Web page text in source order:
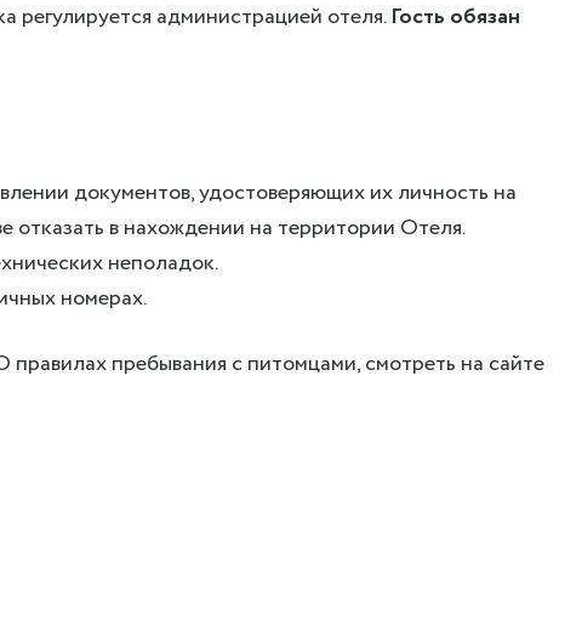
регулируется администрацией отеля.Гость обязан
документов, удостоверяющих их личность на
отказать в нахождении на территории Отеля.
неполадок.
номерах.
пребывания с питомцами, смотреть на сайте